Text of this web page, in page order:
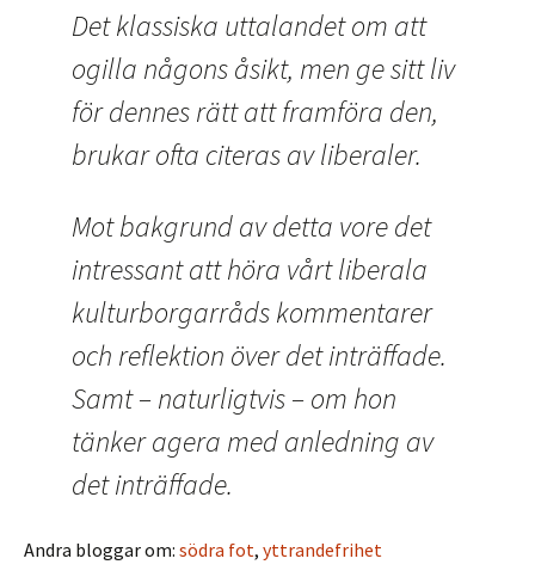
Det klassiska uttalandet om att
ogilla någons åsikt, men ge sitt liv
för dennes rätt att framföra den,
brukar ofta citeras av liberaler.
Mot bakgrund av detta vore det
intressant att höra vårt liberala
kulturborgarråds kommentarer
och reflektion över det inträffade.
Samt – naturligtvis – om hon
tänker agera med anledning av
det inträffade.
Andra bloggar om: södra fot, yttrandefrihet